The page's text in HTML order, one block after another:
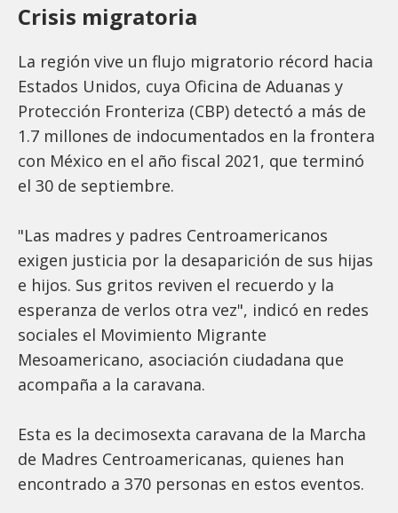
Crisis migratoria
La región vive un flujo migratorio récord hacia
Estados Unidos, cuya Oficina de Aduanas y
Protección Fronteriza (CBP) detectó a más de
1.7 millones de indocumentados en la frontera
con México en el año fiscal 2021, que terminó
el 30 de septiembre.
"Las madres y padres Centroamericanos
exigen justicia por la desaparición de sus hijas
e hijos. Sus gritos reviven el recuerdo y la
esperanza de verlos otra vez", indicó en redes
sociales el Movimiento Migrante
Mesoamericano, asociación ciudadana que
acompaña a la caravana.
Esta es la decimosexta caravana de la Marcha
de Madres Centroamericanas, quienes han
encontrado a 370 personas en estos eventos.